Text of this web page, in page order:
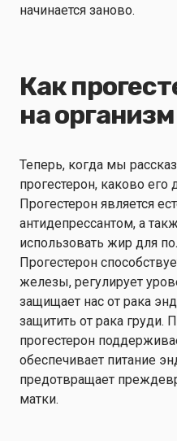
начинается заново.
Как
на организм
Теперь, когда мы
прогестерон, каково его
Прогестерон является
антидепрессантом, а
использовать жир для
Прогестерон
железы, регулирует
защищает нас от рака
защитить от рака груди.
прогестерон
обеспечивает питание
предотвращает
матки.